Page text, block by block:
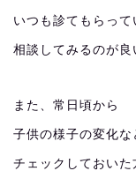
いつも診てもらって
相談してみるのが良
また、常日頃から
子供の様子の変化な
チェックしておいた